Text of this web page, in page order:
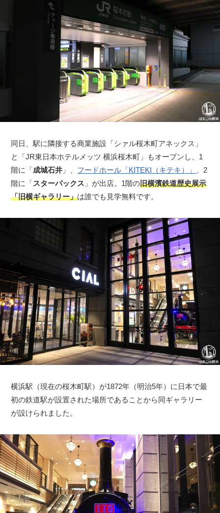
同日、駅に隣接する商業施設「シァル桜木町アネックス」
と「JR東日本ホテルメッツ 横浜桜木町」もオープンし、1
階に「成城石井 」、 フードホール「KITEKI（キテキ）」
、2
階に「スターバックス 」が出店。1階の旧横濱鉄道歴史展示
「旧横ギャラリー」は誰でも見学無料です。
横浜駅（現在の桜木町駅）が1872年（明治5年）に日本で最
初の鉄道駅が設置された場所であることから同ギャラリー
が設けられました。